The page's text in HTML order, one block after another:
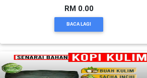
RM 0.00
BACA LAGI
LAIN-
LAIN